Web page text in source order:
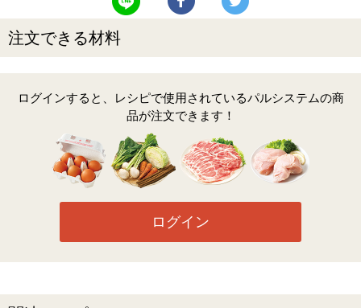
注文できる材料
ログインすると、レシピで使用されているパルシステムの商
品が注文できます！
ログイン